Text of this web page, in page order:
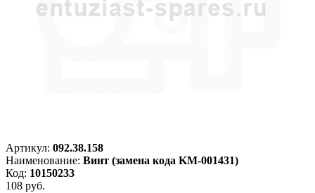
Артикул: 092.38.158
Наименование: Винт (замена кода KM-001431)
Код: 10150233
108 руб.